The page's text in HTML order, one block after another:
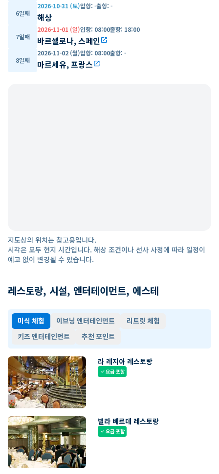
6일째
2026-10-31 (토)입항: -출항: -
해상
7일째
2026-11-01 (일)입항: 08:00출항: 18:00
바르셀로나, 스페인open_in_new
8일째
2026-11-02 (월)입항: 08:00출항: -
마르세유, 프랑스open_in_new
지도상의 위치는 참고용입니다.
시각은 모두 현지 시간입니다. 해상 조건이나 선사 사정에 따라 일정이
예고 없이 변경될 수 있습니다.
레스토랑, 시설, 엔터테이먼트, 에스테
미식 체험 이브닝 엔터테인먼트
리트릿 체험
키즈 엔터테인먼트
추천 포인트
라 레지아 레스토랑
check요금 포함
빌라 베르데 레스토랑
check요금 포함